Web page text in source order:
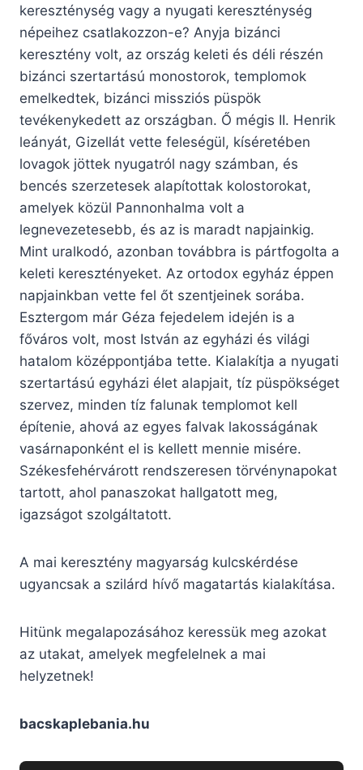
kereszténység vagy a nyugati kereszténység
népeihez csatlakozzon-e? Anyja bizánci
keresztény volt, az ország keleti és déli részén
bizánci szertartású monostorok, templomok
emelkedtek, bizánci missziós püspök
tevékenykedett az országban. Ő mégis II. Henrik
leányát, Gizellát vette feleségül, kíséretében
lovagok jöttek nyugatról nagy számban, és
bencés szerzetesek alapítottak kolostorokat,
amelyek közül Pannonhalma volt a
legnevezetesebb, és az is maradt napjainkig.
Mint uralkodó, azonban továbbra is pártfogolta a
keleti keresztényeket. Az ortodox egyház éppen
napjainkban vette fel őt szentjeinek sorába.
Esztergom már Géza fejedelem idején is a
főváros volt, most István az egyházi és világi
hatalom középpontjába tette. Kialakítja a nyugati
szertartású egyházi élet alapjait, tíz püspökséget
szervez, minden tíz falunak templomot kell
építenie, ahová az egyes falvak lakosságának
vasárnaponként el is kellett mennie misére.
Székesfehérvárott rendszeresen törvénynapokat
tartott, ahol panaszokat hallgatott meg,
igazságot szolgáltatott.
A mai keresztény magyarság kulcskérdése
ugyancsak a szilárd hívő magatartás kialakítása.
Hitünk megalapozásához keressük meg azokat
az utakat, amelyek megfelelnek a mai
helyzetnek!
bacskaplebania.hu